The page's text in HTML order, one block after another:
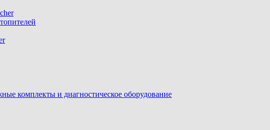
комплекты и диагностическое оборудование